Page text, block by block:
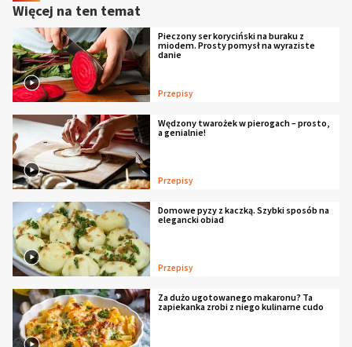
Więcej na ten temat
Pieczony ser koryciński na buraku z
miodem. Prosty pomysł na wyraziste
danie
Przepisy
Wędzony twarożek w pierogach – prosto,
a genialnie!
Przepisy
Domowe pyzy z kaczką. Szybki sposób na
elegancki obiad
Przepisy
Za dużo ugotowanego makaronu? Ta
zapiekanka zrobi z niego kulinarne cudo